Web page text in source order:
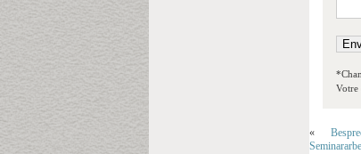
Votre
«